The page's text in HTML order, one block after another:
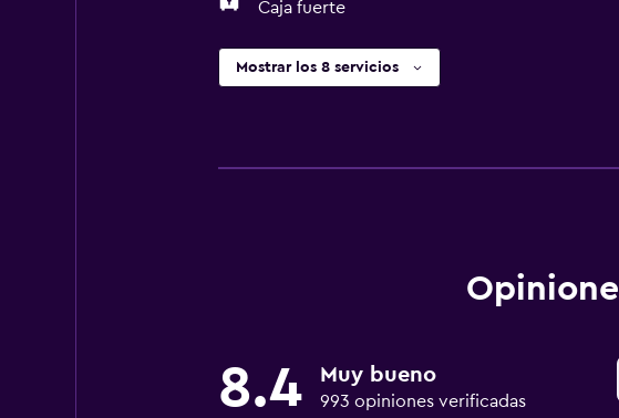
Caja fuerte
Mostrar los 8 servicios
8.4 Muy bueno
993 opiniones verificadas